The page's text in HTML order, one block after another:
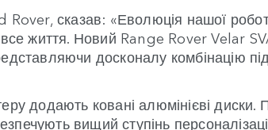
сказав: «Еволюція нашої
все життя. Новий Range Rover
досконалу комбінацію
додають ковані алюмінієві
вищий ступінь